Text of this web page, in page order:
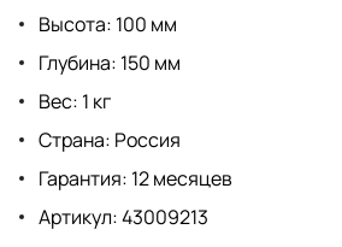
Высота: 100 мм
Глубина: 150 мм
Вес: 1 кг
Страна: Россия
Гарантия: 12 месяцев
Артикул: 43009213